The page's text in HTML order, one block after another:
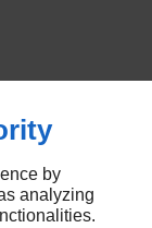
by
analyzing